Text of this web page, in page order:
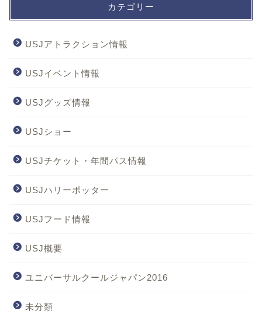
カテゴリー
USJアトラクション情報
USJイベント情報
USJグッズ情報
USJショー
USJチケット・年間パス情報
USJハリーポッター
USJフード情報
USJ概要
ユニバーサルクールジャパン2016
未分類